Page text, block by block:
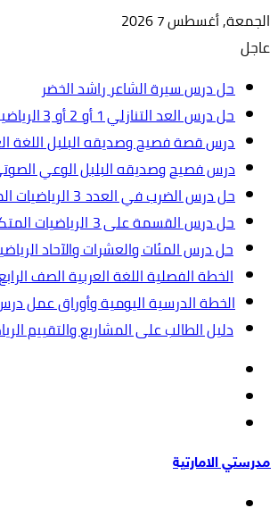
الجمعة, أغسطس 7 2026
عاجل
حل درس سيرة الشاعر راشد الخضر
حل درس العد التنازلي 1 أو 2 أو 3 الرياضيات المتكاملة الصف الأول
درس قصة فصيح وصديقه البلبل اللغة
درس فصيح وصديقه البلبل الوعي
حل درس الضرب في العدد 3 الرياضيات المتكاملة الصف الثالث.ppt
حل درس القسمة على 3 الرياضيات المتكاملة الصف الثالث
حل درس المئات والعشرات والآحاد
الخطة الفصلية اللغة العربية الصف الرابع
الخطة الدرسية اليومية وأوراق عمل درس
دليل الطالب على المشاريع والتقييم
عمود
جانبي
مدرستي الامارتية